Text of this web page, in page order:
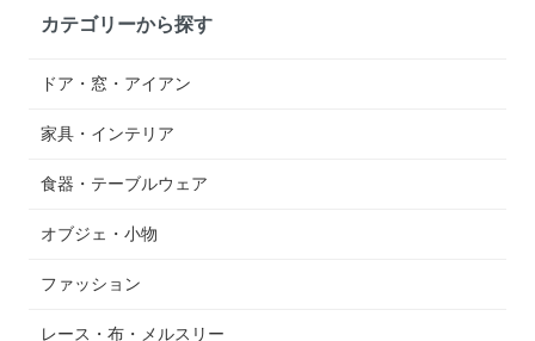
カテゴリーから探す
ドア・窓・アイアン
家具・インテリア
食器・テーブルウェア
オブジェ・小物
ファッション
レース・布・メルスリー